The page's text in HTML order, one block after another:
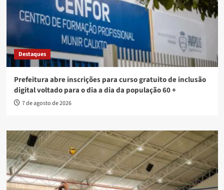
Destaques
Prefeitura abre inscrições para curso gratuito de inclusão
digital voltado para o dia a dia da população 60 +
7 de agosto de 2026